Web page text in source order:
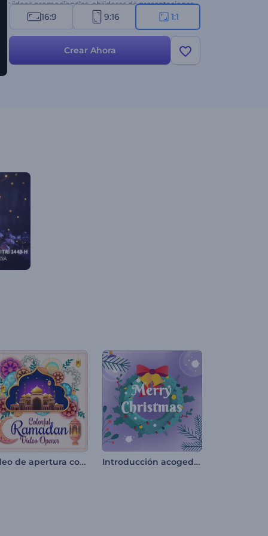
videos promocionales, abridores de presentaciones
festivas y más. ¡Crea ahora y difunde el espíritu de
Ramadán!
16:9 9:16 1:1
Crear Ahora
Video de apertura colorido para Ramadán Introducción acogedora para la Nochevieja